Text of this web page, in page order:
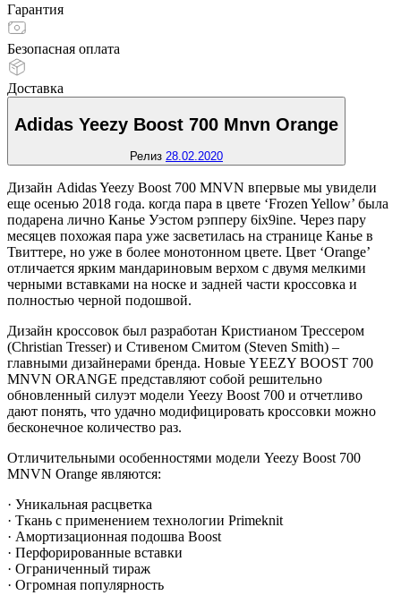
Гарантия
Безопасная оплата
Доставка
Adidas Yeezy Boost 700 Mnvn Orange
Релиз 28.02.2020
Дизайн Adidas Yeezy Boost 700 MNVN впервые мы увидели
еще осенью 2018 года. когда пара в цвете ‘Frozen Yellow’ была
подарена лично Канье Уэстом рэпперу 6ix9ine. Через пару
месяцев похожая пара уже засветилась на странице Канье в
Твиттере, но уже в более монотонном цвете. Цвет ‘Orange’
отличается ярким мандариновым верхом с двумя мелкими
черными вставками на носке и задней части кроссовка и
полностью черной подошвой.
Дизайн кроссовок был разработан Кристианом Трессером
(Christian Tresser) и Стивеном Смитом (Steven Smith) –
главными дизайнерами бренда. Новые YEEZY BOOST 700
MNVN ORANGE представляют собой решительно
обновленный силуэт модели Yeezy Boost 700 и отчетливо
дают понять, что удачно модифицировать кроссовки можно
бесконечное количество раз.
Отличительными особенностями модели Yeezy Boost 700
MNVN Orange являются:
· Уникальная расцветка
· Ткань с применением технологии Primeknit
· Амортизационная подошва Boost
· Перфорированные вставки
· Ограниченный тираж
· Огромная популярность